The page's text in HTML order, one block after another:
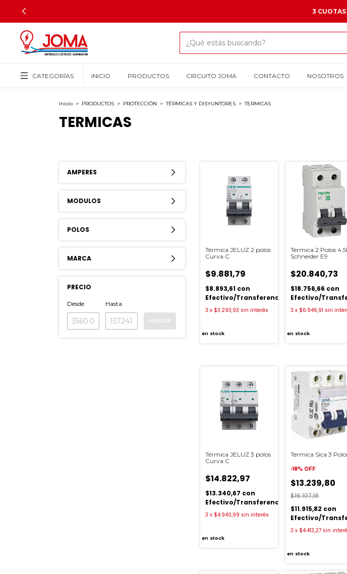
3
CATEGORÍAS INICIO PRODUCTOS CIRCUITO JOMA CONTACTO NOSOTROS
Inicio > PRODUCTOS > PROTECCIÓN > TÉRMICAS Y DISYUNTORES > TERMICAS
TERMICAS
AMPERES
MODULOS
POLOS
MARCA
PRECIO
Desde Hasta
APLICAR
Térmica JELUZ 2 polos
Curva C
$9.881,79
$8.893,61 con
Efectivo/Transferencia
3 x $3.293,93 sin interés
en stock
Termica 2 Polos
Schneider E9
$20.840,73
$18.756,66 con
Efectivo/
3 x $6.946,91 sin
en stock
Térmica JELUZ 3 polos
Curva C
$14.822,97
$13.340,67 con
Efectivo/Transferencia
3 x $4.940,99 sin interés
en stock
Termica Sica 3
-18% OFF
$13.239,80
$16.107,18
$11.915,82 con
Efectivo/
3 x $4.413,27 sin
en stock